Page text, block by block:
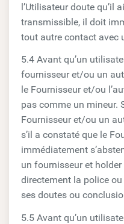
l’Utilisateur doute qu’il
transmissible, il doit
tout autre contact avec
5.4 Avant qu’un
fournisseur et/ou un
le Fournisseur et/ou
pas comme un mineur.
Fournisseur et/ou un
s’il a constaté que le
immédiatement
un fournisseur et
directement la police
ses doutes ou
5.5 Avant qu’un